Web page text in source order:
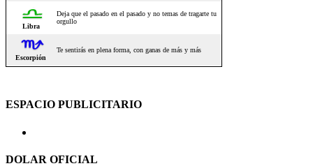
ESPACIO PUBLICITARIO
DOLAR OFICIAL